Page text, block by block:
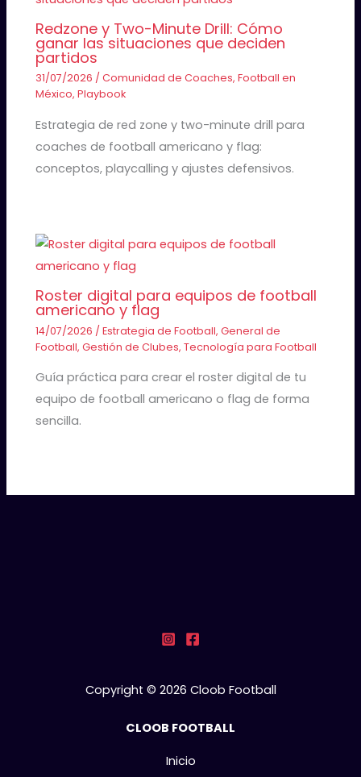
Redzone y Two-Minute Drill: Cómo
ganar las situaciones que deciden
partidos
31/07/2026 /Comunidad de Coaches,Football en
México,Playbook
Estrategia de red zone y two-minute drill para
coaches de football americano y flag:
conceptos, playcalling y ajustes defensivos.
Roster digital para equipos de football
americano y flag
14/07/2026 /Estrategia de Football,General de
Football,Gestión de Clubes,Tecnología para Football
Guía práctica para crear el roster digital de tu
equipo de football americano o flag de forma
sencilla.
Copyright © 2026 Cloob Football
CLOOB FOOTBALL
Inicio